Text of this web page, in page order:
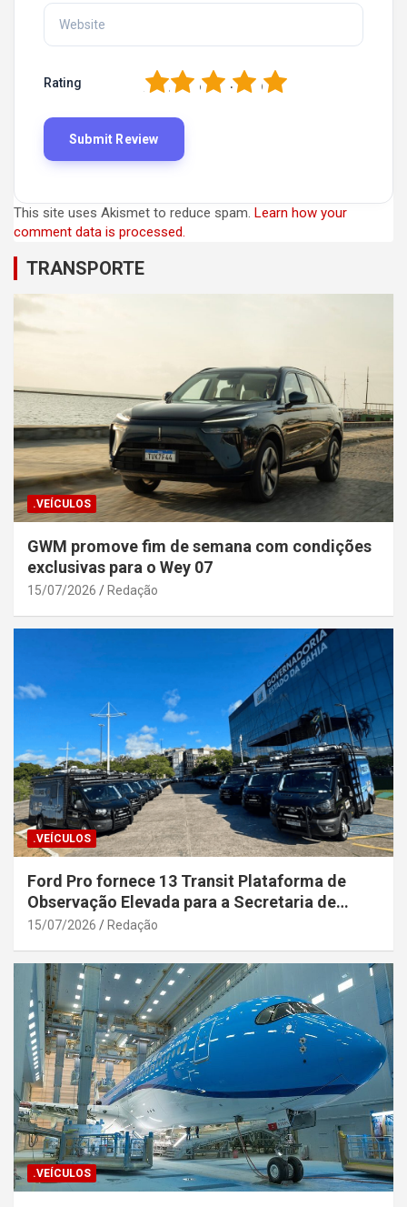
Rating 5
4
3
2
This site uses Akismet to reduce spam. Learn how your
comment data is processed.
TRANSPORTE
.VEÍCULOS
GWM promove fim de semana com condições
exclusivas para o Wey 07
15/07/2026 Redação
.VEÍCULOS
Ford Pro fornece 13 Transit Plataforma de
Observação Elevada para a Secretaria de
Segurança Pública da Bahia
15/07/2026 Redação
.VEÍCULOS